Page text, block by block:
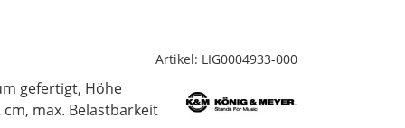
Artikel: LIG0004933-000
gefertigt, Höhe
max. Belastbarkeit